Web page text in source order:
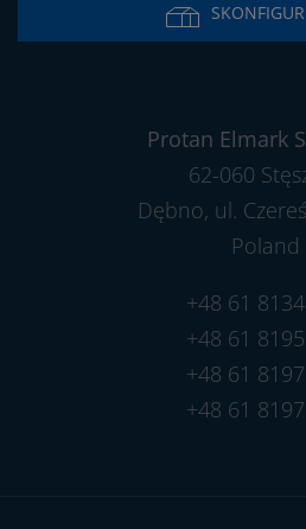
Protan Elmark
62-060
Dębno, ul.
Poland
+48 61
+48 61
+48 61
+48 61